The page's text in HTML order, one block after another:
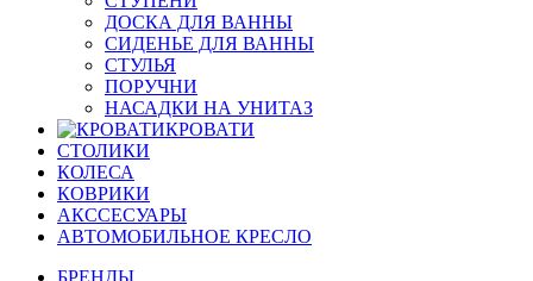
ДОСКА ДЛЯ ВАННЫ
СИДЕНЬЕ ДЛЯ ВАННЫ
СТУЛЬЯ
ПОРУЧНИ
НАСАДКИ НА УНИТАЗ
КРОВАТИ
СТОЛИКИ
КОЛЕСА
КОВРИКИ
АКССЕСУАРЫ
АВТОМОБИЛЬНОЕ КРЕСЛО
БРЕНДЫ